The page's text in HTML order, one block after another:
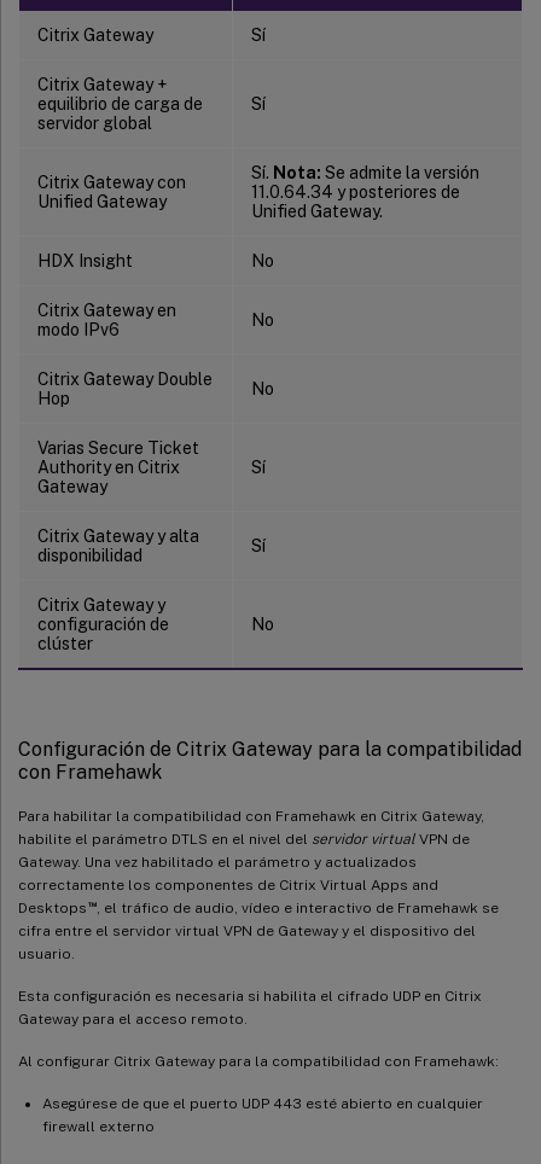
Citrix Gateway Sí
Citrix Gateway +
equilibrio de carga de
servidor global
Sí
Citrix Gateway con
Unified Gateway
Sí. Nota: Se admite la versión
11.0.64.34 y posteriores de
Unified Gateway.
HDX Insight No
Citrix Gateway en
modo IPv6
No
Citrix Gateway Double
Hop
No
Varias Secure Ticket
Authority en Citrix
Gateway
Sí
Citrix Gateway y alta
disponibilidad
Sí
Citrix Gateway y
configuración de
clúster
No
Configuración de Citrix Gateway para la compatibilidad
con Framehawk
Para habilitar la compatibilidad con Framehawk en Citrix Gateway,
habilite el parámetro DTLS en el nivel del servidor virtual VPN de
Gateway. Una vez habilitado el parámetro y actualizados
correctamente los componentes de Citrix Virtual Apps and
Desktops ™, el tráfico de audio, vídeo e interactivo de Framehawk se
cifra entre el servidor virtual VPN de Gateway y el dispositivo del
usuario.
Esta configuración es necesaria si habilita el cifrado UDP en Citrix
Gateway para el acceso remoto.
Al configurar Citrix Gateway para la compatibilidad con Framehawk:
Asegúrese de que el puerto UDP 443 esté abierto en cualquier
firewall externo